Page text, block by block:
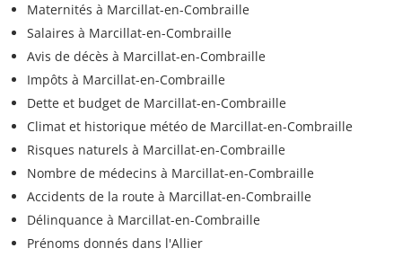
Maternités à Marcillat-en-Combraille
Salaires à Marcillat-en-Combraille
Avis de décès à Marcillat-en-Combraille
Impôts à Marcillat-en-Combraille
Dette et budget de Marcillat-en-Combraille
Climat et historique météo de Marcillat-en-Combraille
Risques naturels à Marcillat-en-Combraille
Nombre de médecins à Marcillat-en-Combraille
Accidents de la route à Marcillat-en-Combraille
Délinquance à Marcillat-en-Combraille
Prénoms donnés dans l'Allier